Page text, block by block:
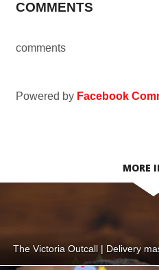
COMMENTS
comments
Powered by Facebook
MORE
The Victoria Outcall | Delivery